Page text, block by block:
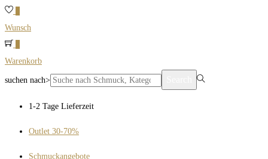
Wunsch
Warenkorb
suchen nach>
1-2 Tage Lieferzeit
Outlet 30-70%
Schmuckangebote